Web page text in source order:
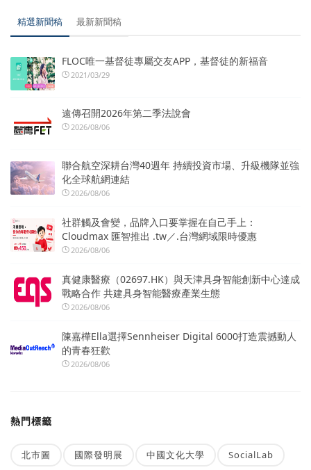
精選新聞稿 最新新聞稿
FLOC唯一基督徒專屬交友APP，基督徒的新福音
2021/03/29
遠傳召開2026年第二季法說會
2026/08/06
聯合航空深耕台灣40週年 持續投資市場、升級機隊並強
化全球航網連結
2026/08/06
社群觸及會變，品牌入口要掌握在自己手上：
Cloudmax 匯智推出 .tw／.台灣網域限時優惠
2026/08/06
真健康醫療（02697.HK）與天津具身智能創新中心達成
戰略合作 共建具身智能醫療產業生態
2026/08/06
陳嘉樺Ella選擇Sennheiser Digital 6000打造震撼動人
的青春狂歡
2026/08/06
熱門標籤
北市圖 國際發明展 中國文化大學 SocialLab